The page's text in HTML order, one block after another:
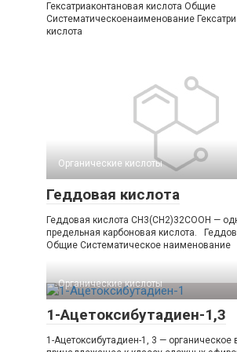
Гексатриаконтановая кислота Общие
Систематическоенаименование
кислота
Органические кислоты‎
Геддовая кислота
Геддовая кислота CH3(CH2)32COOH —
предельная карбоновая кислота.
Общие Систематическое наименование
Органические кислоты‎
1-Ацетоксибутадиен-1,3
1-Ацетоксибутадиен-1, 3 — органическое